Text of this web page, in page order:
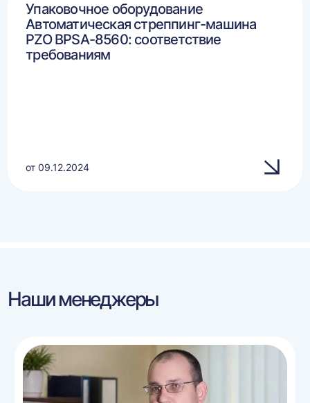
Упаковочное оборудование
Автоматическая стреппинг-машина
PZO BPSA-8560: соответствие
требованиям
от 09.12.2024
Наши менеджеры